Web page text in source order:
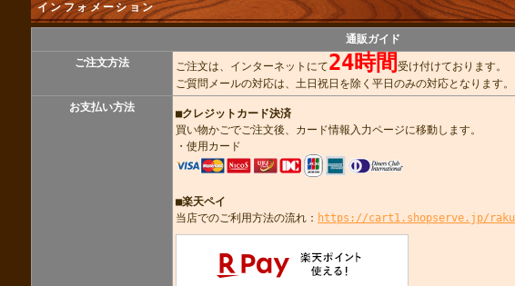
インフォメーション
通販ガイド
ご注文方法
ご注文は、インターネットにて24時間 受け付けております。
ご質問メールの対応は、土日祝日を除く平日のみの対応となります。
お支払い方法
■クレジットカード決済
買い物かごでご注文後、カード情報入力ページに移動します。
・使用カード
■楽天ペイ
当店でのご利用方法の流れ： https://cart1.shopserve.jp/